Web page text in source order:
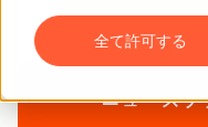
全て許可する
中小企業の
ニュースリ